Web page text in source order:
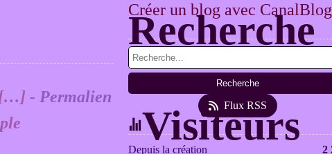
…] - Permalien
Créer un blog avec CanalBlog
Recherche
Flux RSS
Visiteurs
Depuis la création 2